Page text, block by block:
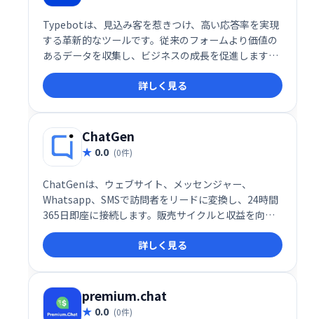
Typebotは、見込み客を惹きつけ、高い応答率を実現
する革新的なツールです。従来のフォームより価値の
あるデータを収集し、ビジネスの成長を促進します。
魅力的なインタラクションで顧客エンゲージメントを
高め、より効果的なマーケティングを実現しましょ
う。
詳しく見る
ChatGen
0.0 (0件)
ChatGenは、ウェブサイト、メッセンジャー、
Whatsapp、SMSで訪問者をリードに変換し、24時間
365日即座に接続します。販売サイクルと収益を向上
させます。
詳しく見る
premium.chat
0.0 (0件)